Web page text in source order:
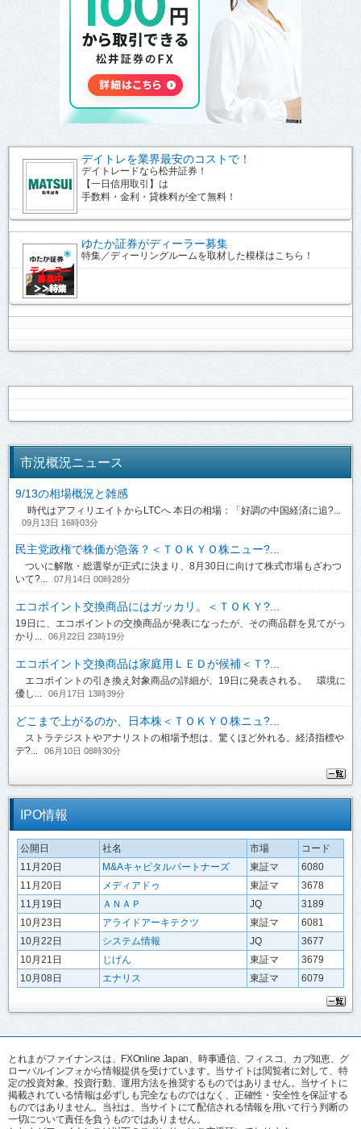
デイトレを業界最安のコストで！
デイトレードなら松井証券！
【一日信用取引】は
手数料・金利・貸株料が全て無料！
ゆたか証券がディーラー募集
特集／ディーリングルームを取材した模様はこちら！
市況概況ニュース
9/13の相場概況と雑感
時代はアフィリエイトからLTCへ 本日の相場：「好調の中国経済に追?...
09月13日 16時03分
民主党政権で株価が急落？＜ＴＯＫＹＯ株ニュー?...
ついに解散・総選挙が正式に決まり、8月30日に向けて株式市場もざわつ
いて?...
07月14日 00時28分
エコポイント交換商品にはガッカリ。＜ＴＯＫＹ?...
19日に、エコポイントの交換商品が発表になったが、その商品群を見てがっ
かり...
06月22日 23時19分
エコポイント交換商品は家庭用ＬＥＤが候補＜Ｔ?...
エコポイントの引き換え対象商品の詳細が、19日に発表される。 環境に
優し...
06月17日 13時39分
どこまで上がるのか、日本株＜ＴＯＫＹＯ株ニュ?...
ストラテジストやアナリストの相場予想は、驚くほど外れる。経済指標や
デ?...
06月10日 08時30分
IPO情報
公開日 社名 市場
コード
11月20日
M&Aキャピタルパートナーズ 東証マ
6080
11月20日
メディアドゥ 東証マ
3678
11月19日
ＡＮＡＰ JQ
3189
10月23日
アライドアーキテクツ 東証マ
6081
10月22日
システム情報 JQ
3677
10月21日
じげん 東証マ
3679
10月08日
エナリス 東証マ 6079
とれまがファイナンスは、FXOnline Japan、時事通信、フィスコ、カブ知恵、グ
ローバルインフォから情報提供を受けています。当サイトは閲覧者に対して、特
定の投資対象、投資行動、運用方法を推奨するものではありません。当サイトに
掲載されている情報は必ずしも完全なものではなく、正確性・安全性を保証する
ものではありません。当社は、当サイトにて配信される情報を用いて行う判断の
一切について責任を負うものではありません。